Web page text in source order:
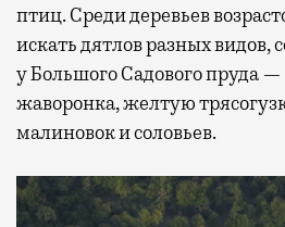
птиц. Среди деревьев
искать дятлов разных видов,
у Большого Садового пруда —
жаворонка, желтую
малиновок и соловьев.